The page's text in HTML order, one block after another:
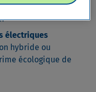
retrouvez
électriques
hybride ou
écologique de